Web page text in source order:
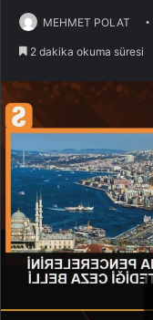
MEHMET POLAT
2 dakika okuma süresi